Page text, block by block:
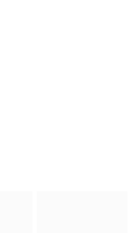
擒元凶的故事，展现了人民警
翰林院的奇女子。十年前的